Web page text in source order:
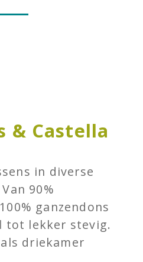
& Castella
in diverse
90%
ganzendons
tot lekker stevig.
driekamer